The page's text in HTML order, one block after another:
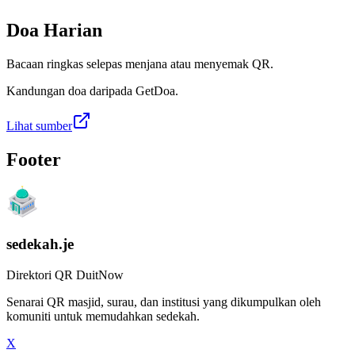
Doa Harian
Bacaan ringkas selepas menjana atau menyemak QR.
Kandungan doa daripada GetDoa.
Lihat sumber
Footer
sedekah.je
Direktori QR DuitNow
Senarai QR masjid, surau, dan institusi yang dikumpulkan oleh
komuniti untuk memudahkan sedekah.
X